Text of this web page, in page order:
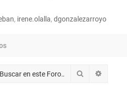
, irene.olalla, dgonzalezarroyo
Buscar